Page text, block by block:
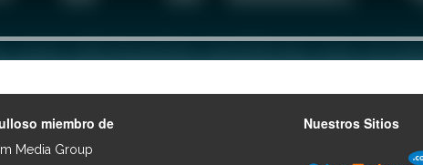
miembro de
Media Group
Nuestros Sitios